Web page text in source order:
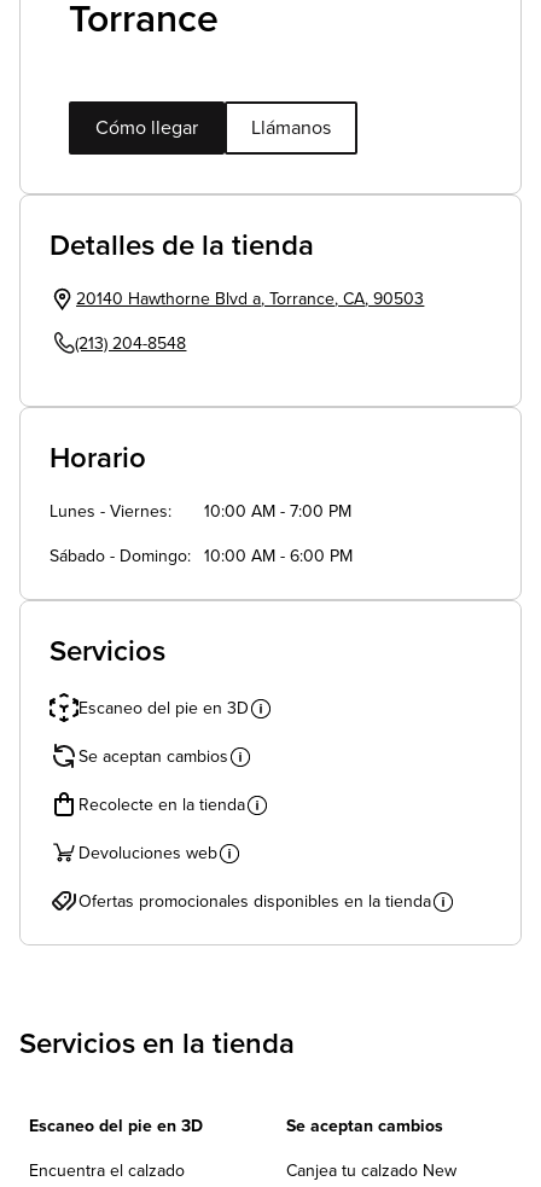
Torrance
Cómo llegar Llámanos
Detalles de la tienda
20140 Hawthorne Blvd a, Torrance, CA, 90503
(213) 204-8548
Horario
Lunes - Viernes 10:00 AM - 7:00 PM
Sábado - Domingo 10:00 AM - 6:00 PM
Servicios
Escaneo del pie en 3D
Se aceptan cambios
Recolecte en la tienda
Devoluciones web
Ofertas promocionales disponibles en la tienda
Servicios en la tienda
Escaneo del pie en 3D
Encuentra el calzado
Se aceptan cambios
Canjea tu calzado New